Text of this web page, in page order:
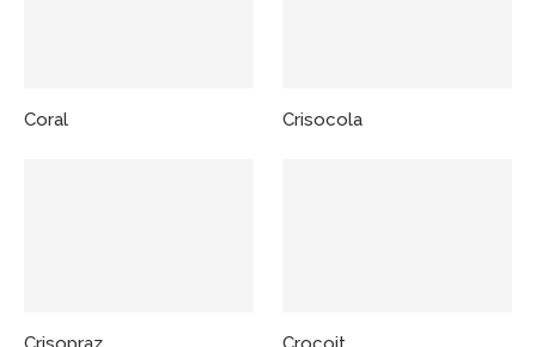
Coral Crisocola